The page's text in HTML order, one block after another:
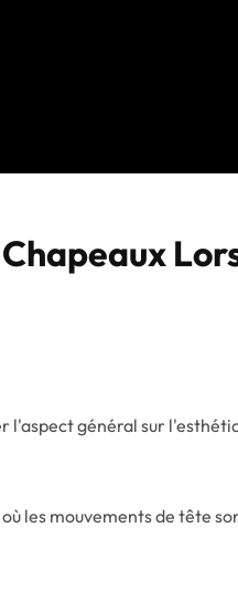
général sur
les mouvements de tête